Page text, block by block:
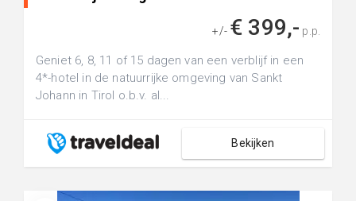
+/- € 399,- p.p.
Geniet 6, 8, 11 of 15 dagen van een verblijf in een
4*-hotel in de natuurrijke omgeving van Sankt
Johann in Tirol o.b.v. al...
Bekijken